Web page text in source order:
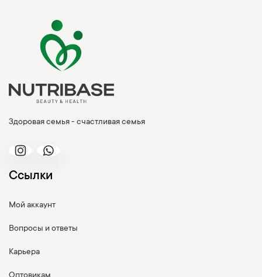
Здоровая семья - счастливая семья
Ссылки
Мой аккаунт
Вопросы и ответы
Карьера